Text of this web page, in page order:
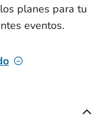
planes para tu
eventos.